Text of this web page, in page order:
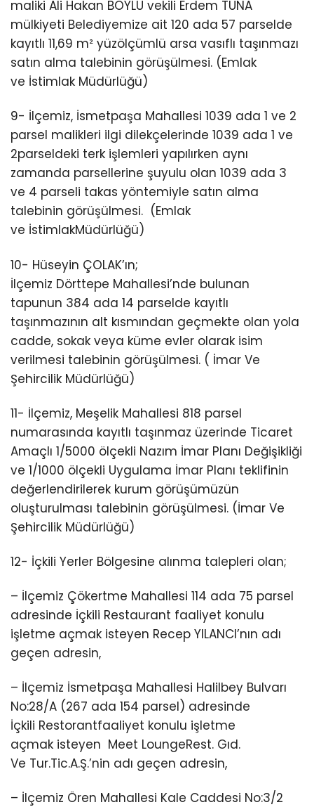
maliki Ali Hakan BOYLU vekili Erdem TUNA
mülkiyeti Belediyemize ait 120 ada 57 parselde
kayıtlı 11,69 m² yüzölçümlü arsa vasıflı taşınmazı
satın alma talebinin görüşülmesi. (Emlak
ve İstimlak Müdürlüğü)
9- İlçemiz, İsmetpaşa Mahallesi 1039 ada 1 ve 2
parsel malikleri ilgi dilekçelerinde 1039 ada 1 ve
2parseldeki terk işlemleri yapılırken aynı
zamanda parsellerine şuyulu olan 1039 ada 3
ve 4 parseli takas yöntemiyle satın alma
talebinin görüşülmesi. (Emlak
ve İstimlakMüdürlüğü)
10- Hüseyin ÇOLAK’ın;
İlçemiz Dörttepe Mahallesi’nde bulunan
tapunun 384 ada 14 parselde kayıtlı
taşınmazının alt kısmından geçmekte olan yola
cadde, sokak veya küme evler olarak isim
verilmesi talebinin görüşülmesi. ( İmar Ve
Şehircilik Müdürlüğü)
11- İlçemiz, Meşelik Mahallesi 818 parsel
numarasında kayıtlı taşınmaz üzerinde Ticaret
Amaçlı 1/5000 ölçekli Nazım İmar Planı Değişikliği
ve 1/1000 ölçekli Uygulama İmar Planı teklifinin
değerlendirilerek kurum görüşümüzün
oluşturulması talebinin görüşülmesi. (İmar Ve
Şehircilik Müdürlüğü)
12- İçkili Yerler Bölgesine alınma talepleri olan;
– İlçemiz Çökertme Mahallesi 114 ada 75 parsel
adresinde İçkili Restaurant faaliyet konulu
işletme açmak isteyen Recep YILANCI’nın adı
geçen adresin,
– İlçemiz İsmetpaşa Mahallesi Halilbey Bulvarı
No:28/A (267 ada 154 parsel) adresinde
İçkili Restorantfaaliyet konulu işletme
açmak isteyen Meet LoungeRest. Gıd.
Ve Tur.Tic.A.Ş.’nin adı geçen adresin,
– İlçemiz Ören Mahallesi Kale Caddesi No:3/2